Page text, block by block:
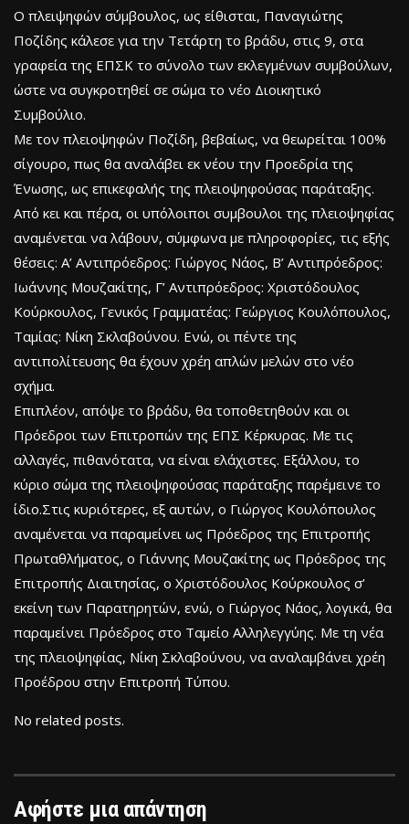
Ο πλειψηφών σύμβουλος, ως είθισται, Παναγιώτης
Ποζίδης κάλεσε για την Τετάρτη το βράδυ, στις 9, στα
γραφεία της ΕΠΣΚ το σύνολο των εκλεγμένων συμβούλων,
ώστε να συγκροτηθεί σε σώμα το νέο Διοικητικό
Συμβούλιο.
Με τον πλειοψηφών Ποζίδη, βεβαίως, να θεωρείται 100%
σίγουρο, πως θα αναλάβει εκ νέου την Προεδρία της
Ένωσης, ως επικεφαλής της πλειοψηφούσας παράταξης.
Από κει και πέρα, οι υπόλοιποι συμβουλοι της πλειοψηφίας
αναμένεται να λάβουν, σύμφωνα με πληροφορίες, τις εξής
θέσεις: Α’ Αντιπρόεδρος: Γιώργος Νάος, Β’ Αντιπρόεδρος:
Ιωάννης Μουζακίτης, Γ’ Αντιπρόεδρος: Χριστόδουλος
Κούρκουλος, Γενικός Γραμματέας: Γεώργιος Κουλόπουλος,
Ταμίας: Νίκη Σκλαβούνου. Ενώ, οι πέντε της
αντιπολίτευσης θα έχουν χρέη απλών μελών στο νέο
σχήμα.
Επιπλέον, απόψε το βράδυ, θα τοποθετηθούν και οι
Πρόεδροι των Επιτροπών της ΕΠΣ Κέρκυρας. Με τις
αλλαγές, πιθανότατα, να είναι ελάχιστες. Εξάλλου, το
κύριο σώμα της πλειοψηφούσας παράταξης παρέμεινε το
ίδιο.Στις κυριότερες, εξ αυτών, ο Γιώργος Κουλόπουλος
αναμένεται να παραμείνει ως Πρόεδρος της Επιτροπής
Πρωταθλήματος, ο Γιάννης Μουζακίτης ως Πρόεδρος της
Επιτροπής Διαιτησίας, ο Χριστόδουλος Κούρκουλος σ’
εκείνη των Παρατηρητών, ενώ, ο Γιώργος Νάος, λογικά, θα
παραμείνει Πρόεδρος στο Ταμείο Αλληλεγγύης. Με τη νέα
της πλειοψηφίας, Νίκη Σκλαβούνου, να αναλαμβάνει χρέη
Προέδρου στην Επιτροπή Τύπου.
No related posts.
Αφήστε μια απάντηση